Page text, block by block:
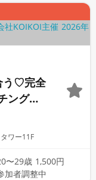
う♡完全
ングコ
ワー11F
〜29歳 1,500円
加者調整中